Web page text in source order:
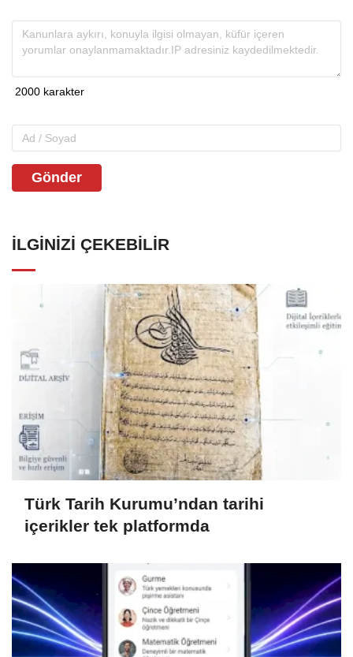
Gönder
İLGINIZI ÇEKEBILIR
Türk Tarih Kurumu’ndan tarihi
içerikler tek platformda